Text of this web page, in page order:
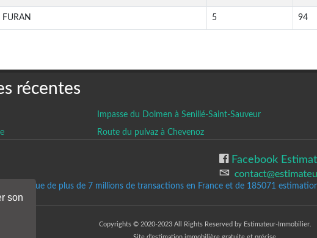
son
FURAN 5 94
récentes
Impasse du Dolmen à Senillé-Saint-Sauveur
Route du pulvaz à Chevenoz
Facebook
historique de plus de 7 millions de transactions en France et de 185071
Copyrights © 2020-2023 All Rights Reserved by Estimateur-Immobilier.